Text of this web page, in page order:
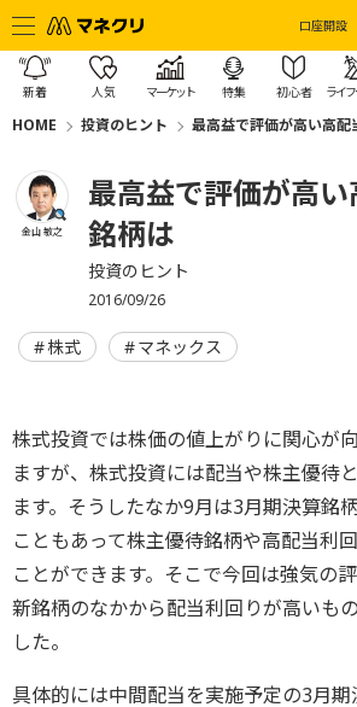
口座開設
新着 人気 マーケット 特集 初心者 ライ
HOME 投資のヒント 最高益で評価が高い高配
金山 敏之
最高益で評価が高
銘柄は
投資のヒント
2016/09/26
株式 マネックス
株式投資では株価の値上がりに関心が
ますが、株式投資には配当や株主優待
ます。そうしたなか9月は3月期決算銘
こともあって株主優待銘柄や高配当利
ことができます。そこで今回は強気の
新銘柄のなかから配当利回りが高いも
した。
具体的には中間配当を実施予定の3月